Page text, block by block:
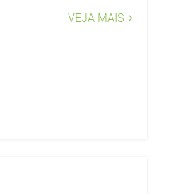
VEJA MAIS